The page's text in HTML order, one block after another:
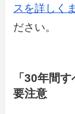
スを詳しく
ださい。
「30年間
要注意